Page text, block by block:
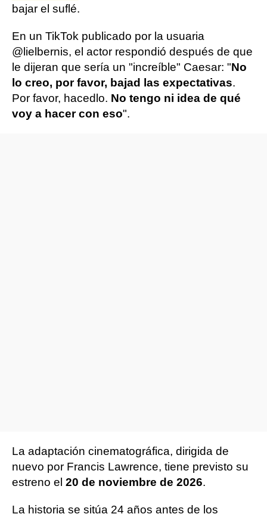
bajar el suflé.
En un TikTok publicado por la usuaria
@lielbernis, el actor respondió después de que
le dijeran que sería un "increíble" Caesar: "No
lo creo, por favor, bajad las expectativas.
Por favor, hacedlo. No tengo ni idea de qué
voy a hacer con eso".
La adaptación cinematográfica, dirigida de
nuevo por Francis Lawrence, tiene previsto su
estreno el 20 de noviembre de 2026.
La historia se sitúa 24 años antes de los